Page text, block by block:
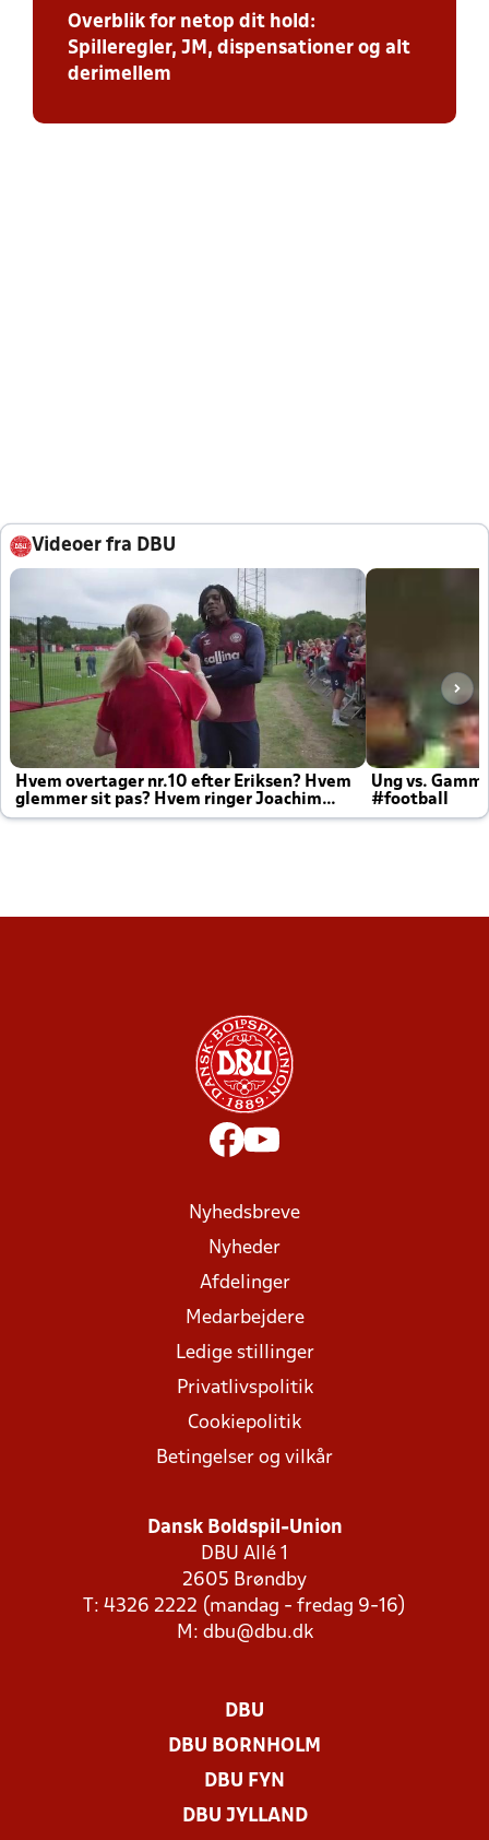
Overblik for netop dit hold:
Spilleregler, JM, dispensationer og alt
derimellem
Videoer fra DBU
Hvem overtager nr.10 efter Eriksen? Hvem
glemmer sit pas? Hvem ringer Joachim
altid til efter kampe?
Ung vs.
#football
Nyhedsbreve
Nyheder
Afdelinger
Medarbejdere
Ledige stillinger
Privatlivspolitik
Cookiepolitik
Betingelser og vilkår
Dansk Boldspil-Union
DBU Allé 1
2605 Brøndby
T: 4326 2222 (mandag - fredag 9-16)
M: dbu@dbu.dk
DBU
DBU BORNHOLM
DBU FYN
DBU JYLLAND